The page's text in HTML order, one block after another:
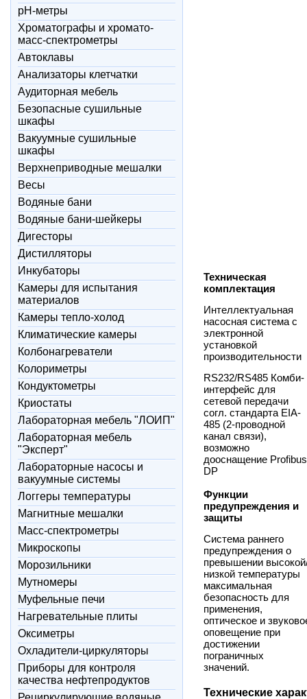
pH-метры
Xроматографы и хромато-
масс-спектрометры
Автоклавы
Анализаторы клетчатки
Аудиторная мебель
Безопасные сушильные
шкафы
Вакуумные сушильные
шкафы
Верхнеприводные мешалки
Весы
Водяные бани
Водяные бани-шейкеры
Дигесторы
Дистилляторы
Инкубаторы
Камеры для испытания
материалов
Камеры тепло-холод
Климатические камеры
Колбонагреватели
Колориметры
Кондуктометры
Криостаты
Лабораторная мебель "ЛОИП"
Лабораторная мебель
"Эксперт"
Лабораторные насосы и
вакуумные системы
Логгеры температуры
Магнитные мешалки
Масс-спектрометры
Микроскопы
Морозильники
Мутномеры
Муфельные печи
Нагревательные плиты
Оксиметры
Охладители-циркуляторы
Приборы для контроля
качества нефтепродуктов
Техническая
комплектация
Интеллектуальная
насосная система с
электронной
установкой
производительности
RS232/RS485 Комби-
интерфейс для
сетевой передачи
согл. стандарта EIA-
485 (2-проводной
канал связи),
возможно
дооснащение Profibus
DP
Функции
предупреждения и
защиты
Система раннего
предупреждения о
превышении
низкой температуры
максимальная
безопасность для
применения,
оптическое и
оповещение при
достижении
пограничных
значений.
Технические